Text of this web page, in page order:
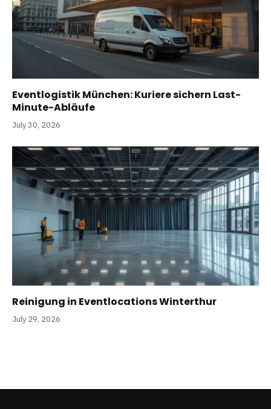
Eventlogistik München: Kuriere sichern Last-
Minute-Abläufe
July 30, 2026
Reinigung in Eventlocations Winterthur
July 29, 2026